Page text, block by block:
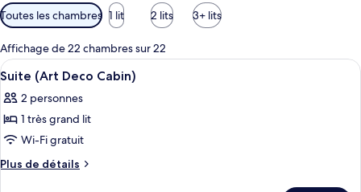
Filtres
disponibles
pour
les
chambres
Toutes les chambres 1 lit 2 lits 3+ lits
Affichage de 22 chambres sur 22
Afficher
toutes
les
photos
pour
ce
Un salon moderne avec un canapé,
8
Suite (Art Deco Cabin)
2 personnes
1 très grand lit
Wi-Fi gratuit
Plus de détails
Plus